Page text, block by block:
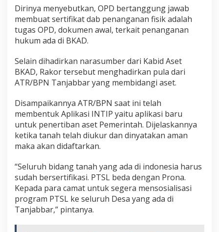
Dirinya menyebutkan, OPD bertanggung jawab
membuat sertifikat dab penanganan fisik adalah
tugas OPD, dokumen awal, terkait penanganan
hukum ada di BKAD.
Selain dihadirkan narasumber dari Kabid Aset
BKAD, Rakor tersebut menghadirkan pula dari
ATR/BPN Tanjabbar yang membidangi aset.
Disampaikannya ATR/BPN saat ini telah
membentuk Aplikasi INTIP yaitu aplikasi baru
untuk penertiban aset Pemerintah. Dijelaskannya
ketika tanah telah diukur dan dinyatakan aman
maka akan didaftarkan.
“Seluruh bidang tanah yang ada di indonesia harus
sudah bersertifikasi. PTSL beda dengan Prona.
Kepada para camat untuk segera mensosialisasi
program PTSL ke seluruh Desa yang ada di
Tanjabbar,” pintanya.